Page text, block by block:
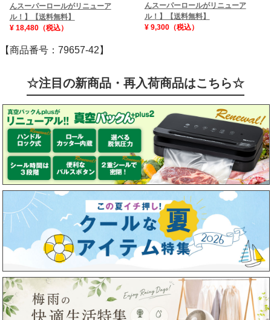
んスーパーロールがリニューア
ル！】【送料無料】
¥ 18,480（税込）
んスーパーロールがリニューア
ル！】【送料無料】
¥ 9,300（税込）
【商品番号：79657-42】
☆注目の新商品・再入荷商品はこちら☆